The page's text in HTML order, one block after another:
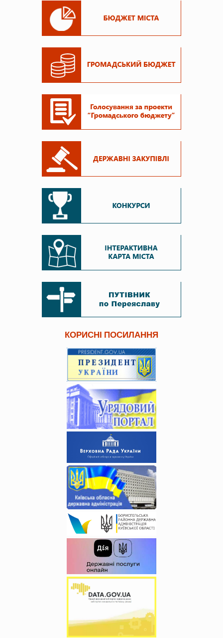
КОРИСНІ ПОСИЛАННЯ